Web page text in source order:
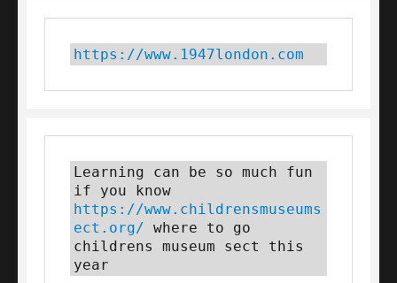
https://www.1947london.com
Learning can be so much fun
https://www.childrensmuseums
ect.org/ where to go
childrens museum sect this
year